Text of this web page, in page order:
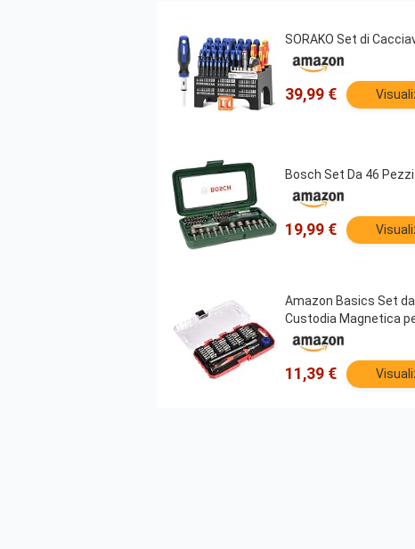
SORAKO Set di
39,99 €
Bosch Set Da 46
19,99 €
Amazon Basics Set
Custodia Magnetica
11,39 €